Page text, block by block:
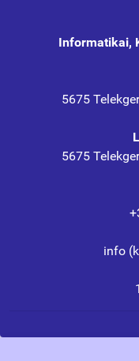
Informatikai,
5675
5675
info